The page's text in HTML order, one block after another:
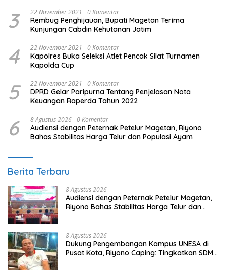
3 22 November 2021 0 Komentar
Rembug Penghijauan, Bupati Magetan Terima
Kunjungan Cabdin Kehutanan Jatim
4 22 November 2021 0 Komentar
Kapolres Buka Seleksi Atlet Pencak Silat Turnamen
Kapolda Cup
5 22 November 2021 0 Komentar
DPRD Gelar Paripurna Tentang Penjelasan Nota
Keuangan Raperda Tahun 2022
6 8 Agustus 2026 0 Komentar
Audiensi dengan Peternak Petelur Magetan, Riyono
Bahas Stabilitas Harga Telur dan Populasi Ayam
Berita Terbaru
8 Agustus 2026
Audiensi dengan Peternak Petelur Magetan,
Riyono Bahas Stabilitas Harga Telur dan
8 Agustus 2026
Dukung Pengembangan Kampus UNESA di
Pusat Kota, Riyono Caping: Tingkatkan SDM